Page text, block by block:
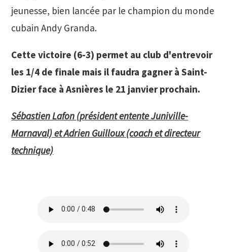
jeunesse, bien lancée par le champion du monde
cubain Andy Granda.
Cette victoire (6-3) permet au club d'entrevoir
les 1/4 de finale mais il faudra gagner à Saint-
Dizier face à Asnières le 21 janvier prochain.
Sébastien Lafon (président entente Juniville-
Marnaval) et Adrien Guilloux (coach et directeur
technique)